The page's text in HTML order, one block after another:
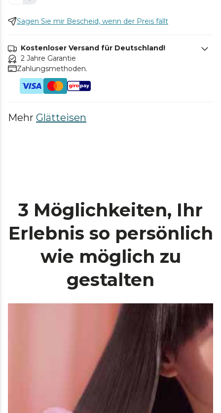
Sagen Sie mir Bescheid, wenn der Preis fällt
Kostenloser Versand für Deutschland!
2 Jahre Garantie
Zahlungsmethoden.
Mehr Glätteisen
3 Möglichkeiten, Ihr
Erlebnis so persönlich
wie möglich zu
gestalten